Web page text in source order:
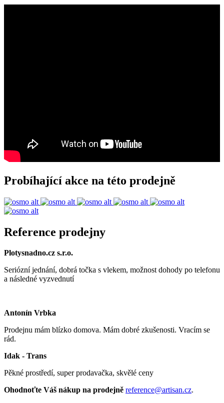
Probíhající akce na této prodejně
Reference prodejny
Plotysnadno.cz s.r.o.
Seriózní jednání, dobrá točka s vlekem, možnost dohody po telefonu
a následné vyzvednutí
Antonín Vrbka
Prodejnu mám blízko domova. Mám dobré zkušenosti. Vracím se
rád.
Idak - Trans
Pěkné prostředí, super prodavačka, skvělé ceny
Ohodnoťte Váš nákup na prodejně reference@artisan.cz.